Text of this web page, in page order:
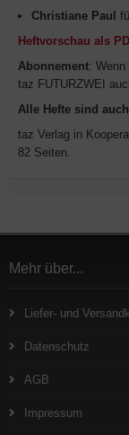
Christiane Paul
Heftvorschau als
Abonnement:
taz FUTURZWEI
Alle Hefte sind
taz Verlag in
82 Seiten.
Mehr über...
Liefer- und
Datenschutz
AGB
Impressum